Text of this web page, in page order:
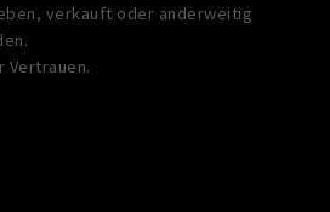
verkauft oder anderweitig
Vertrauen.